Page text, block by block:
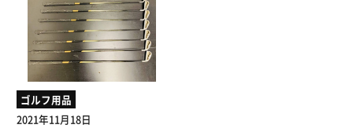
ゴルフ用品
2021年11月18日